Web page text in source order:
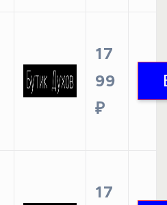
17
99
₽
17